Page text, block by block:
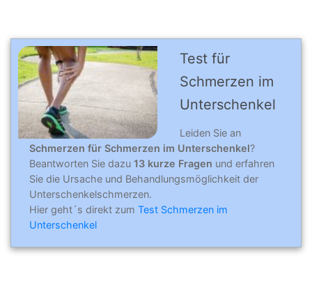
Test für
Schmerzen im
Unterschenkel
Leiden Sie an
Schmerzen für Schmerzen im Unterschenkel?
Beantworten Sie dazu 13 kurze Fragen und erfahren
Sie die Ursache und Behandlungsmöglichkeit der
Unterschenkelschmerzen.
Hier geht´s direkt zum Test Schmerzen im
Unterschenkel